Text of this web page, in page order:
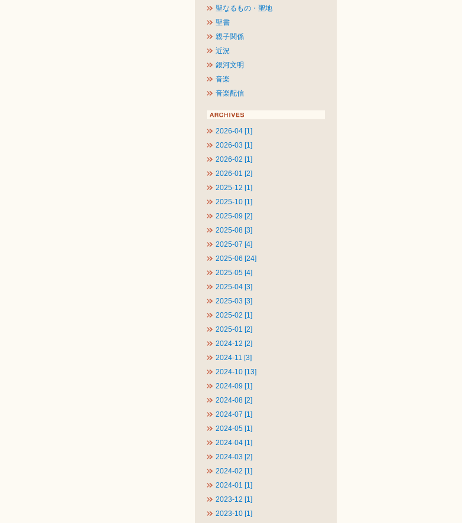
聖なるもの・聖地
聖書
親子関係
近況
銀河文明
音楽
音楽配信
2026-04 [1]
2026-03 [1]
2026-02 [1]
2026-01 [2]
2025-12 [1]
2025-10 [1]
2025-09 [2]
2025-08 [3]
2025-07 [4]
2025-06 [24]
2025-05 [4]
2025-04 [3]
2025-03 [3]
2025-02 [1]
2025-01 [2]
2024-12 [2]
2024-11 [3]
2024-10 [13]
2024-09 [1]
2024-08 [2]
2024-07 [1]
2024-05 [1]
2024-04 [1]
2024-03 [2]
2024-02 [1]
2024-01 [1]
2023-12 [1]
2023-10 [1]